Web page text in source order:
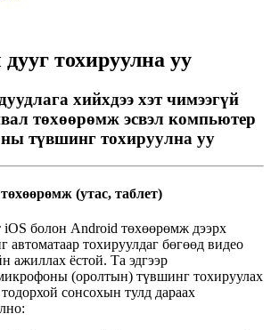
тохируулна уу
хийхдээ хэт чимээгүй
төхөөрөмж эсвэл компьютер
түвшинг тохируулна уу
төхөөрөмж (утас, таблет)
iOS болон Android төхөөрөмж дээрх
г автоматаар тохируулдаг бөгөөд видео
н ажиллах ёстой. Та эдгээр
икрофоны (оролтын) түвшинг тохируулах
тодорхой сонсохын тулд дараах
лно: